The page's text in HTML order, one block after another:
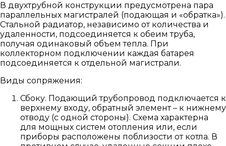
В двухтрубной конструкции предусмотрена пара
параллельных магистралей (подающая и «обратка»).
Стальной радиатор, независимо от количества и
удаленности, подсоединяется к обеим труба,
получая одинаковый объем тепла. При
коллекторном подключении каждая батарея
подсоединяется к отдельной магистрали.
Виды сопряжения:
Сбоку. Подающий трубопровод подключается к
верхнему входу, обратный элемент – к нижнему
отводу (с одной стороны). Схема характерна
для мощных систем отопления или, если
приборы расположены поблизости от котла. В